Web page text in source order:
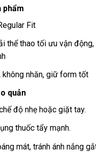
phẩm
Fit
thể thao tối ưu vận
không nhăn, giữ form tốt
quản
độ nhẹ hoặc giặt tay.
thuốc tẩy mạnh.
mát, tránh ánh nắng